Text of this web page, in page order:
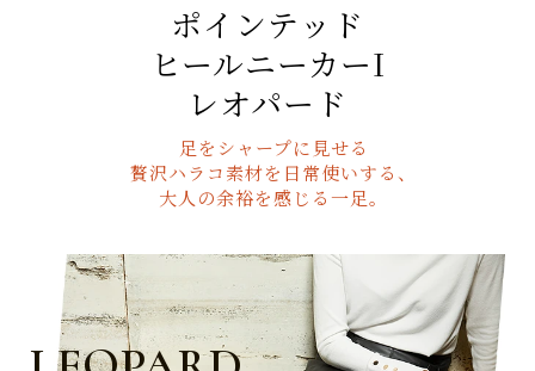
ポインテッド
ヒールニーカーI
レオパード
足をシャープに見せる
贅沢ハラコ素材を日常使いする、
大人の余裕を感じる一足。